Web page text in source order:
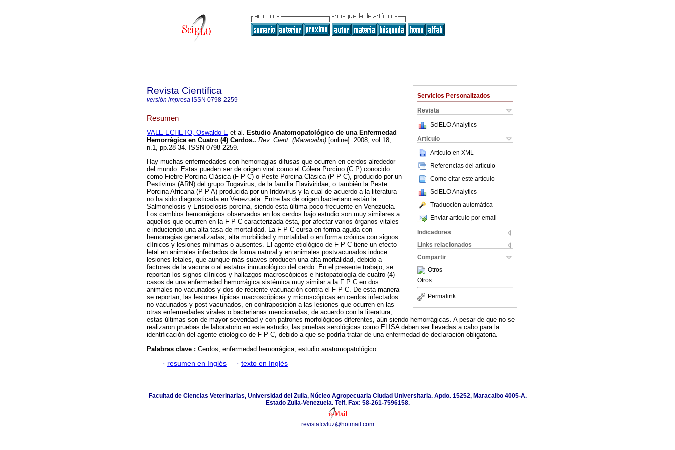
Servicios Personalizados
Revista
SciELO Analytics
Articulo
Articulo en XML
Referencias del artículo
Como citar este artículo
SciELO Analytics
Traducción automática
Enviar articulo por email
Indicadores
Links relacionados
Compartir
Otros
Otros
Permalink
Revista Científica
versión impresa ISSN 0798-2259
Resumen
VALE-ECHETO, Oswaldo E et al. Estudio Anatomopatológico de una Enfermedad
Hemorrágica en Cuatro (4) Cerdos.. Rev. Cient. (Maracaibo) [online]. 2008, vol.18,
n.1, pp.28-34. ISSN 0798-2259.
Hay muchas enfermedades con hemorragias difusas que ocurren en cerdos alrededor
del mundo. Estas pueden ser de origen viral como el Cólera Porcino (C P) conocido
como Fiebre Porcina Clásica (F P C) o Peste Porcina Clásica (P P C), producido por un
Pestivirus (ARN) del grupo Togavirus, de la familia Flaviviridae; o también la Peste
Porcina Africana (P P A) producida por un Iridovirus y la cual de acuerdo a la literatura
no ha sido diagnosticada en Venezuela. Entre las de origen bacteriano están la
Salmonelosis y Erisipelosis porcina, siendo ésta última poco frecuente en Venezuela.
Los cambios hemorrágicos observados en los cerdos bajo estudio son muy similares a
aquellos que ocurren en la F P C caracterizada ésta, por afectar varios órganos vitales
e induciendo una alta tasa de mortalidad. La F P C cursa en forma aguda con
hemorragias generalizadas, alta morbilidad y mortalidad o en forma crónica con signos
clínicos y lesiones mínimas o ausentes. El agente etiológico de F P C tiene un efecto
letal en animales infectados de forma natural y en animales postvacunados induce
lesiones letales, que aunque más suaves producen una alta mortalidad, debido a
factores de la vacuna o al estatus inmunológico del cerdo. En el presente trabajo, se
reportan los signos clínicos y hallazgos macroscópicos e histopatología de cuatro (4)
casos de una enfermedad hemorrágica sistémica muy similar a la F P C en dos
animales no vacunados y dos de reciente vacunación contra el F P C. De esta manera
se reportan, las lesiones típicas macroscópicas y microscópicas en cerdos infectados
no vacunados y post-vacunados, en contraposición a las lesiones que ocurren en las
otras enfermedades virales o bacterianas mencionadas; de acuerdo con la literatura,
estas últimas son de mayor severidad y con patrones morfológicos diferentes, aún siendo hemorrágicas. A pesar de que no se
realizaron pruebas de laboratorio en este estudio, las pruebas serológicas como ELISA deben ser llevadas a cabo para la
identificación del agente etiológico de F P C, debido a que se podría tratar de una enfermedad de declaración obligatoria.
Palabras clave : Cerdos; enfermedad hemorrágica; estudio anatomopatológico.
· resumen en Inglés · texto en Inglés
Facultad de Ciencias Veterinarias, Universidad del Zulia, Núcleo Agropecuaria Ciudad Universitaria. Apdo. 15252, Maracaibo 4005-A.
Estado Zulia-Venezuela. Telf. Fax: 58-261-7596158.
revistafcvluz@hotmail.com